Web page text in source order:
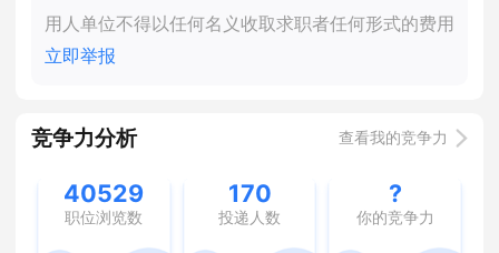
用人单位不得以任何名义收取求职者任何形式的费用
立即举报
竞争力分析 查看我的竞争力
40529
职位浏览数
170
投递人数
?
你的竞争力